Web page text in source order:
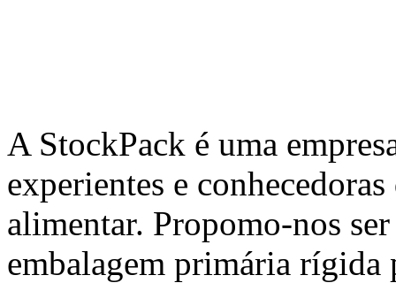
A StockPack é uma
experientes e
alimentar. Propomo-nos
embalagem primária rígida